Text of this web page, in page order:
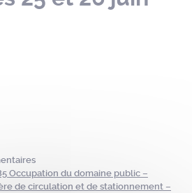
Occupation du domaine public –
de circulation et de stationnement –